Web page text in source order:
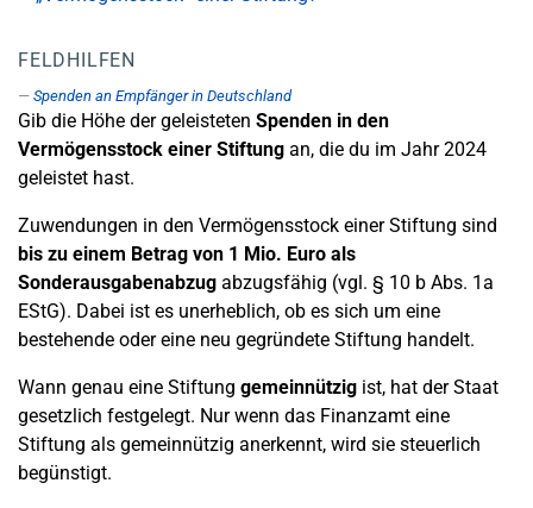
FELDHILFEN
Spenden an Empfänger in Deutschland
Gib die Höhe der geleisteten Spenden in den
Vermögensstock einer Stiftung an, die du im Jahr 2024
geleistet hast.
Zuwendungen in den Vermögensstock einer Stiftung sind
bis zu einem Betrag von 1 Mio. Euro als
Sonderausgabenabzug abzugsfähig (vgl. § 10 b Abs. 1a
EStG). Dabei ist es unerheblich, ob es sich um eine
bestehende oder eine neu gegründete Stiftung handelt.
Wann genau eine Stiftung gemeinnützig ist, hat der Staat
gesetzlich festgelegt. Nur wenn das Finanzamt eine
Stiftung als gemeinnützig anerkennt, wird sie steuerlich
begünstigt.